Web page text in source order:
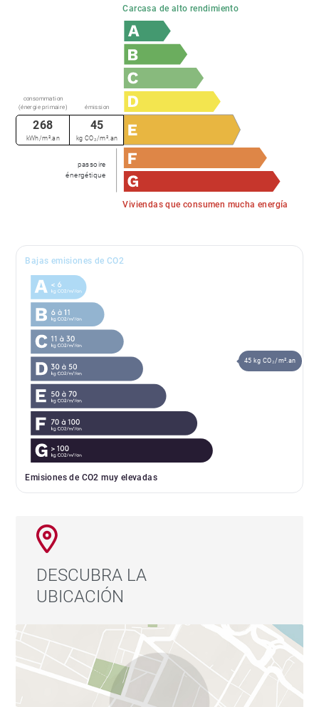
Carcasa de alto rendimiento
Viviendas que consumen mucha energía
passoire
énergétique
consommation
(énergie primaire)
émission
268
kWh/m².an
45
kg CO₂/m².an
Bajas emisiones de CO2
Emisiones de CO2 muy elevadas
45 kg CO₂/m².an
DESCUBRA LA
UBICACIÓN